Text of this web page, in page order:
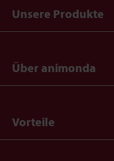
Unsere Produkte
Über animonda
Vorteile